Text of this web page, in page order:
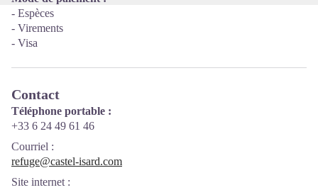
- Espèces
- Virements
- Visa
Contact
Téléphone portable :
+33 6 24 49 61 46
Courriel :
refuge@castel-isard.com
Site internet :